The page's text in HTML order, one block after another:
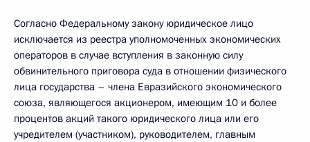
Согласно Федеральному закону юридическое лицо
исключается из реестра уполномоченных экономических
операторов в случае вступления в законную силу
обвинительного приговора суда в отношении физического
лица государства – члена Евразийского экономического
союза, являющегося акционером, имеющим 10 и более
процентов акций такого юридического лица или его
учредителем (участником), руководителем, главным